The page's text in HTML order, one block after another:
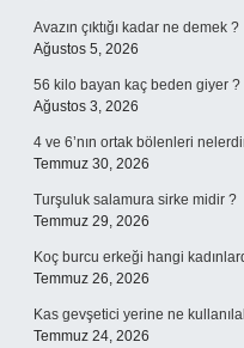
Avazın çıktığı kadar ne demek ?
Ağustos 5, 2026
56 kilo bayan kaç beden giyer ?
Ağustos 3, 2026
4 ve 6’nın ortak bölenleri
Temmuz 30, 2026
Turşuluk salamura sirke midir ?
Temmuz 29, 2026
Koç burcu erkeği hangi
Temmuz 26, 2026
Kas gevşetici yerine ne
Temmuz 24, 2026